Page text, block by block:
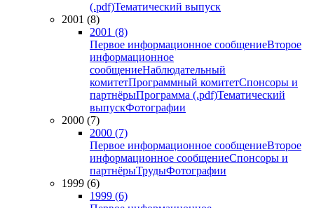
(.pdf)Тематический выпуск
2001 (8)
2001 (8)
Первое информационное сообщениеВторое
информационное
сообщениеНаблюдательный
комитетПрограммный комитетСпонсоры и
партнёрыПрограмма (.pdf)Тематический
выпускФотографии
2000 (7)
2000 (7)
Первое информационное сообщениеВторое
информационное сообщениеСпонсоры и
партнёрыТрудыФотографии
1999 (6)
1999 (6)